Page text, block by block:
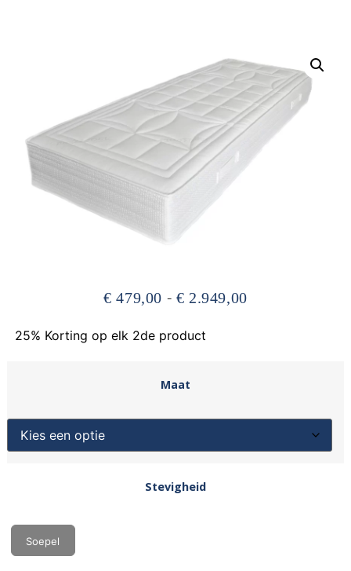
€ 479,00 - € 2.949,00
25% Korting op elk 2de product
Maat
Stevigheid
Soepel
Dormi
Online